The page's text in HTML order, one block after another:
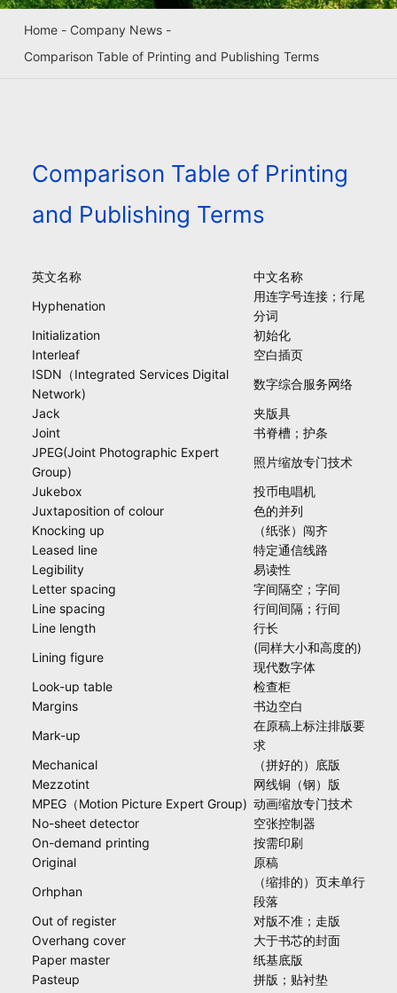
Home - Company News -
Comparison Table of Printing and Publishing Terms
Comparison Table of Printing
and Publishing Terms
英文名称
中文名称
Hyphenation
用连字号连接；行尾
分词
Initialization
初始化
Interleaf
空白插页
ISDN（Integrated Services Digital
Network)
数字综合服务网络
Jack
夹版具
Joint
书脊槽；护条
JPEG(Joint Photographic Expert
Group)
照片缩放专门技术
Jukebox
投币电唱机
Juxtaposition of colour
色的并列
Knocking up
（纸张）闯齐
Leased line
特定通信线路
Legibility
易读性
Letter spacing
字间隔空；字间
Line spacing
行间间隔；行间
Line length
行长
Lining figure
(同样大小和高度的)
现代数字体
Look-up table
检查柜
Margins
书边空白
Mark-up
在原稿上标注排版要
求
Mechanical
（拼好的）底版
Mezzotint
网线铜（钢）版
MPEG（Motion Picture Expert Group) 动画缩放专门技术
No-sheet detector
空张控制器
On-demand printing
按需印刷
Original
原稿
Orhphan
（缩排的）页未单行
段落
Out of register
对版不准；走版
Overhang cover
大于书芯的封面
Paper master
纸基底版
Pasteup
拼版；贴衬垫